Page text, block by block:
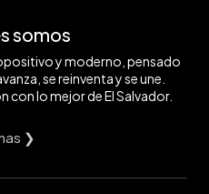
somos
y moderno, pensado
se reinventa y se une.
con lo mejor de El Salvador.
❯